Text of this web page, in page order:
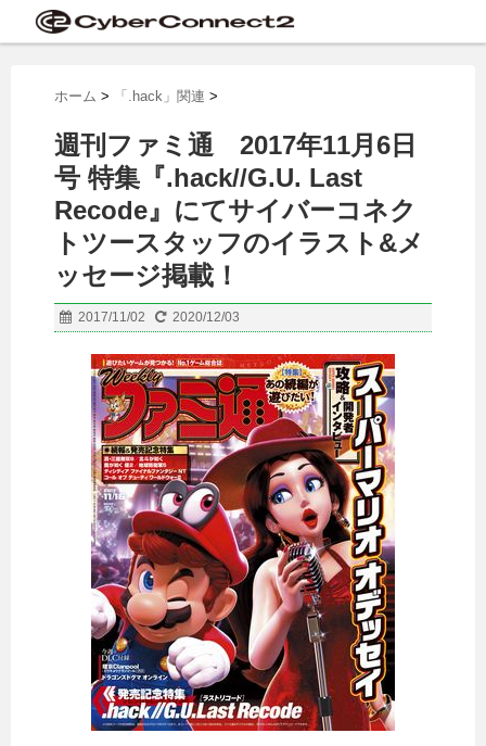
ホーム > 「.hack」関連 >
週刊ファミ通 2017年11月6日
号 特集『.hack//G.U. Last
Recode』にてサイバーコネク
トツースタッフのイラスト&メ
ッセージ掲載！
2017/11/02 2020/12/03